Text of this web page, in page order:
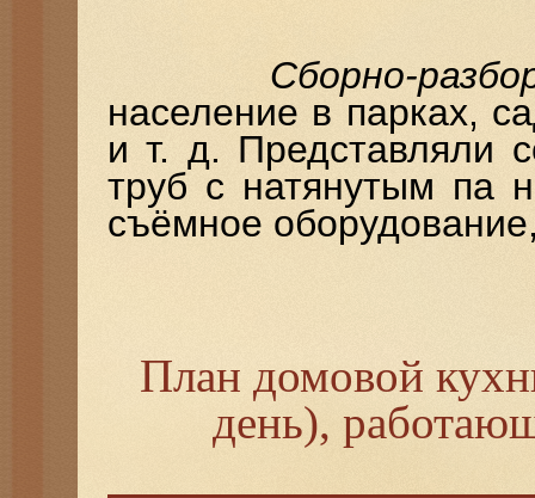
Сборно-
население в парках,
и т. д. Представляли
труб с натянутым па
съёмное
План домовой
день),